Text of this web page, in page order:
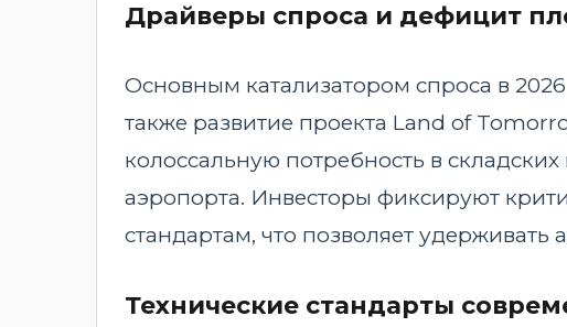
Драйверы спроса и дефицит
Основным катализатором спроса в
также развитие проекта Land of
колоссальную потребность в
аэропорта. Инвесторы фиксируют
стандартам, что позволяет
Технические стандарты